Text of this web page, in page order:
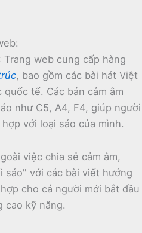
Trang web cung cấp hàng
, bao gồm các bài hát Việt
quốc tế. Các bản cảm âm
như C5, A4, F4, giúp người
với loại sáo của mình.
việc chia sẻ cảm âm,
sáo" với các bài viết hướng
cho cả người mới bắt đầu
cao kỹ năng.